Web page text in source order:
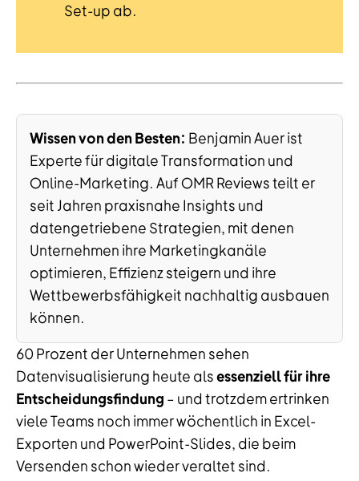
Set-up ab.
Wissen von den Besten: Benjamin Auer ist
Experte für digitale Transformation und
Online-Marketing. Auf OMR Reviews teilt er
seit Jahren praxisnahe Insights und
datengetriebene Strategien, mit denen
Unternehmen ihre Marketingkanäle
optimieren, Effizienz steigern und ihre
Wettbewerbsfähigkeit nachhaltig ausbauen
können.
60 Prozent der Unternehmen sehen
Datenvisualisierung heute alsessenziell für ihre
Entscheidungsfindung – und trotzdem ertrinken
viele Teams noch immer wöchentlich in Excel-
Exporten und PowerPoint-Slides, die beim
Versenden schon wieder veraltet sind.